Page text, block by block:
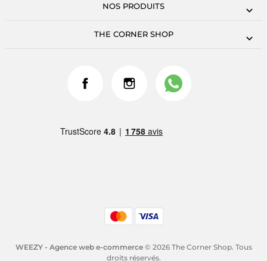
NOS PRODUITS
THE CORNER SHOP
WEEZY - Agence web e-commerce© 2026 The Corner Shop. Tous
droits réservés.